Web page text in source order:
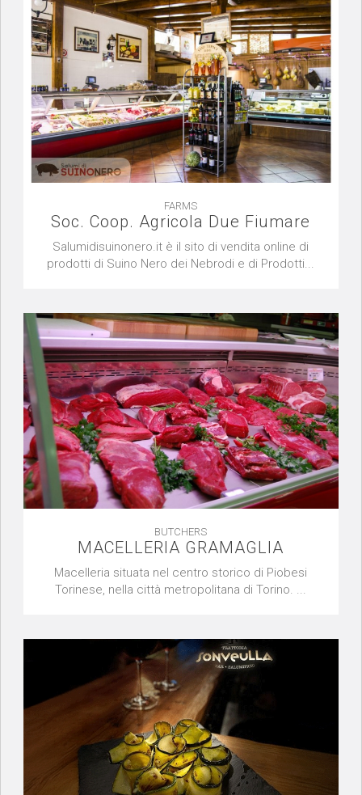
FARMS
Soc. Coop. Agricola Due Fiumare
Salumidisuinonero.it è il sito di vendita online di
prodotti di Suino Nero dei Nebrodi e di Prodotti...
BUTCHERS
MACELLERIA GRAMAGLIA
Macelleria situata nel centro storico di Piobesi
Torinese, nella città metropolitana di Torino. ...